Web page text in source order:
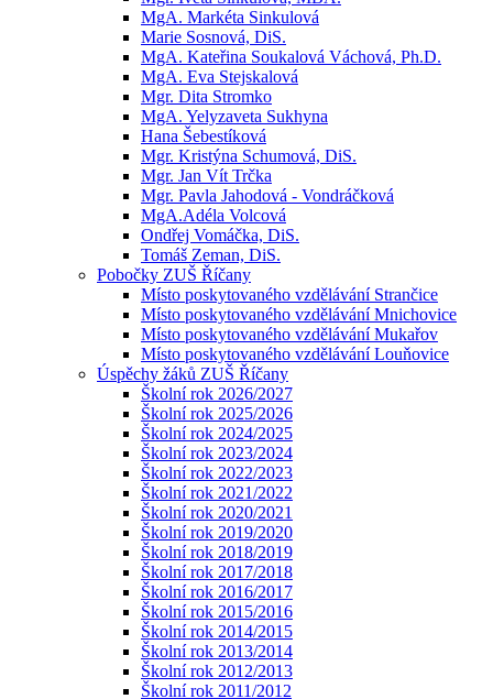
MgA. Markéta Sinkulová
Marie Sosnová, DiS.
MgA. Kateřina Soukalová Váchová, Ph.D.
MgA. Eva Stejskalová
Mgr. Dita Stromko
MgA. Yelyzaveta Sukhyna
Hana Šebestíková
Mgr. Kristýna Schumová, DiS.
Mgr. Jan Vít Trčka
Mgr. Pavla Jahodová - Vondráčková
MgA.Adéla Volcová
Ondřej Vomáčka, DiS.
Tomáš Zeman, DiS.
Pobočky ZUŠ Říčany
Místo poskytovaného vzdělávání Strančice
Místo poskytovaného vzdělávání Mnichovice
Místo poskytovaného vzdělávání Mukařov
Místo poskytovaného vzdělávání Louňovice
Úspěchy žáků ZUŠ Říčany
Školní rok 2026/2027
Školní rok 2025/2026
Školní rok 2024/2025
Školní rok 2023/2024
Školní rok 2022/2023
Školní rok 2021/2022
Školní rok 2020/2021
Školní rok 2019/2020
Školní rok 2018/2019
Školní rok 2017/2018
Školní rok 2016/2017
Školní rok 2015/2016
Školní rok 2014/2015
Školní rok 2013/2014
Školní rok 2012/2013
Školní rok 2011/2012